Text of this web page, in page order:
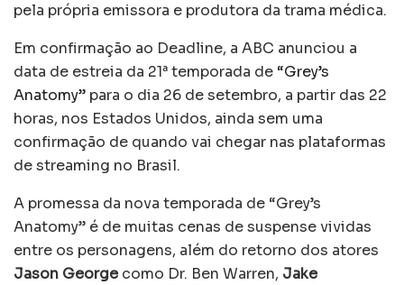
pela própria emissora e produtora da trama médica.
Em confirmação ao Deadline, a ABC anunciou a
data de estreia da 21ª temporada de “Grey’s
Anatomy” para o dia 26 de setembro, a partir das 22
horas, nos Estados Unidos, ainda sem uma
confirmação de quando vai chegar nas plataformas
de streaming no Brasil.
A promessa da nova temporada de “Grey’s
Anatomy” é de muitas cenas de suspense vividas
entre os personagens, além do retorno dos atores
Jason Georgecomo Dr. Ben Warren, Jake